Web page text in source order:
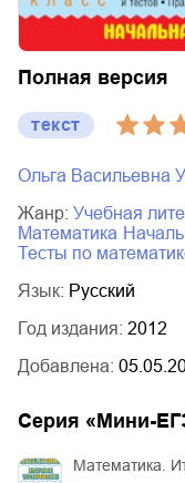
Полная версия
текст
Ольга Васильевна
Жанр:
учебная
математика
тесты по
Язык: Русский
Год издания: 2012
Добавлена:
Серия « Мини-
Математика.